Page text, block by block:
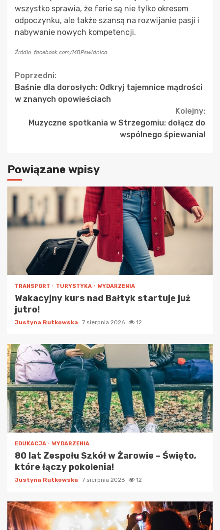
wszystko sprawia, że ferie są nie tylko okresem
odpoczynku, ale także szansą na rozwijanie pasji i
nabywanie nowych kompetencji.
Źródło: facebook.com/MBPswidnica
Continue
Reading
Poprzedni:
Baśnie dla dorosłych: Odkryj tajemnice mądrości
w znanych opowieściach
Kolejny:
Muzyczne spotkania w Strzegomiu: dołącz do
wspólnego śpiewania!
Powiązane wpisy
TRANSPORT TURYSTYKA WYDARZENIA
Wakacyjny kurs nad Bałtyk startuje już
jutro!
Justyna Rutkowska 7 sierpnia 2026 12
EDUKACJA WYDARZENIA
80 lat Zespołu Szkół w Żarowie – Święto,
które łączy pokolenia!
Justyna Rutkowska 7 sierpnia 2026 12